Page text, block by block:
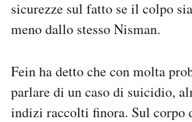
sicurezze sul fatto se il colpo
meno dallo stesso Nisman.
Fein ha detto che con molta
parlare di un caso di suicidio,
indizi raccolti finora. Sul corpo